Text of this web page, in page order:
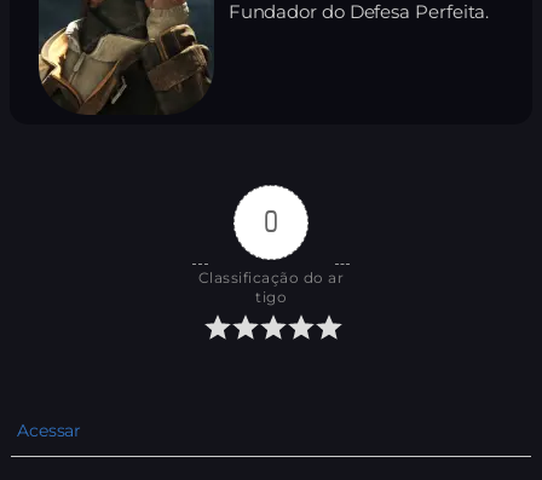
Fundador do Defesa Perfeita.
0
Classificação do ar
tigo
Acessar